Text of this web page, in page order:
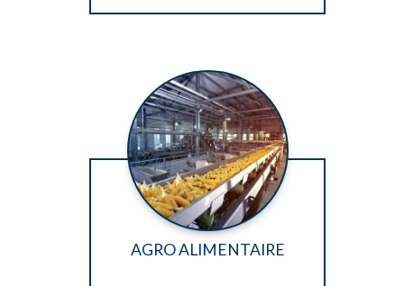
AGRO ALIMENTAIRE